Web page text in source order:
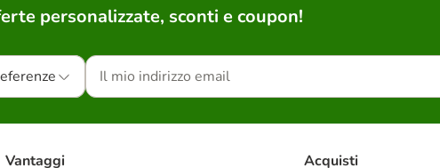
personalizzate, sconti e coupon!
Vantaggi Acquisti